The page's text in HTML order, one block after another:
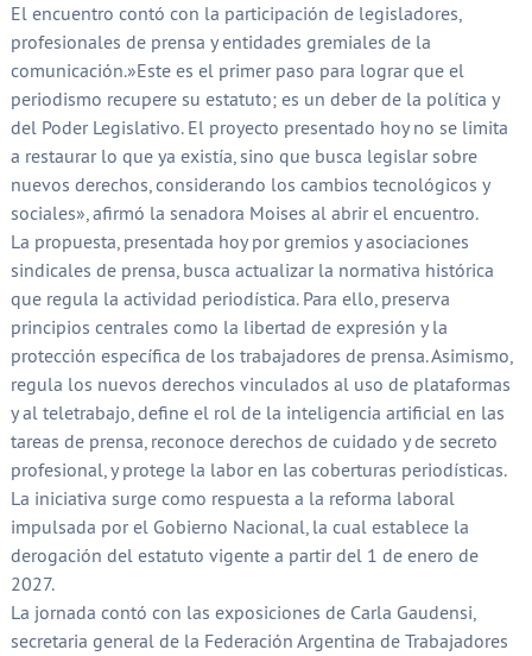
El encuentro contó con la participación de legisladores,
profesionales de prensa y entidades gremiales de la
comunicación.»Este es el primer paso para lograr que el
periodismo recupere su estatuto; es un deber de la política y
del Poder Legislativo. El proyecto presentado hoy no se limita
a restaurar lo que ya existía, sino que busca legislar sobre
nuevos derechos, considerando los cambios tecnológicos y
sociales», afirmó la senadora Moises al abrir el encuentro.
La propuesta, presentada hoy por gremios y asociaciones
sindicales de prensa, busca actualizar la normativa histórica
que regula la actividad periodística. Para ello, preserva
principios centrales como la libertad de expresión y la
protección específica de los trabajadores de prensa. Asimismo,
regula los nuevos derechos vinculados al uso de plataformas
y al teletrabajo, define el rol de la inteligencia artificial en las
tareas de prensa, reconoce derechos de cuidado y de secreto
profesional, y protege la labor en las coberturas periodísticas.
La iniciativa surge como respuesta a la reforma laboral
impulsada por el Gobierno Nacional, la cual establece la
derogación del estatuto vigente a partir del 1 de enero de
2027.
La jornada contó con las exposiciones de Carla Gaudensi,
secretaria general de la Federación Argentina de Trabajadores